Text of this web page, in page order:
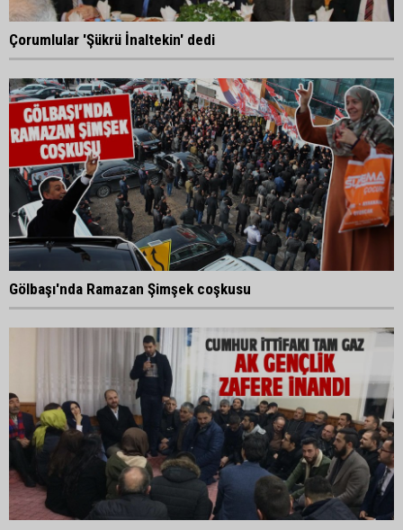
Çorumlular 'Şükrü İnaltekin' dedi
Gölbaşı'nda Ramazan Şimşek coşkusu